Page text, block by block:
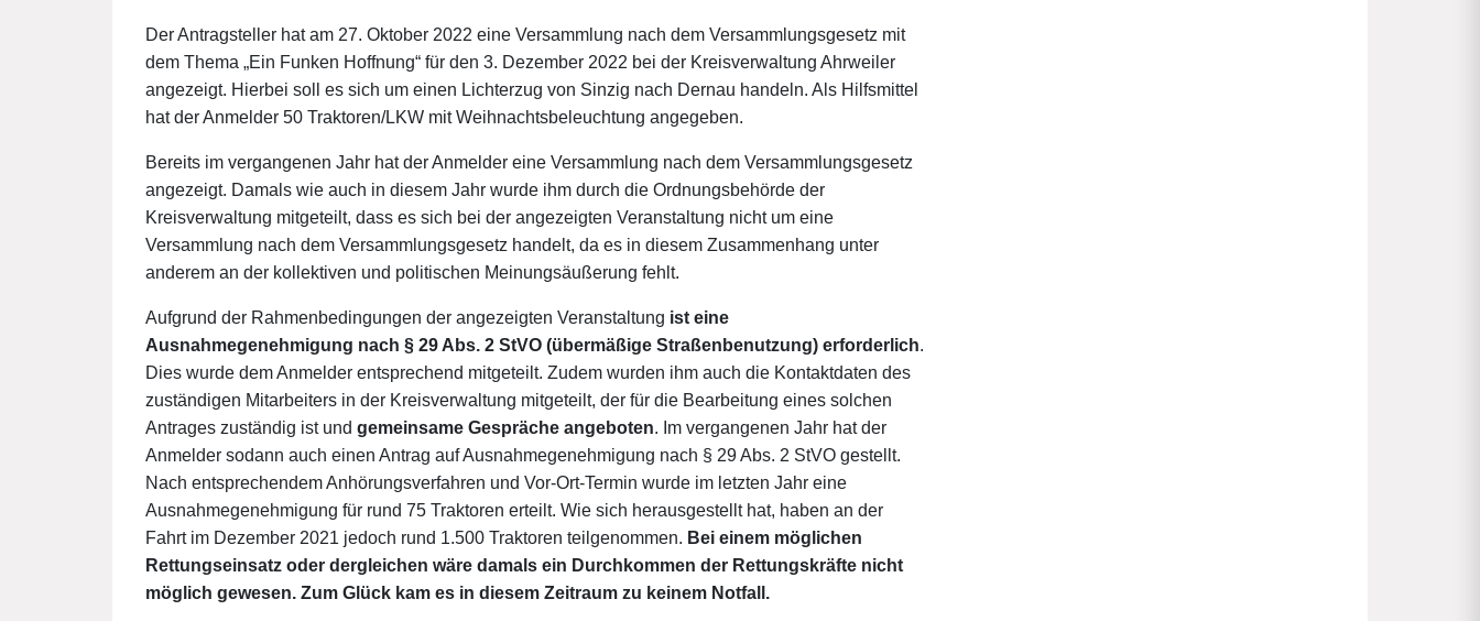
Der Antragsteller hat am 27. Oktober 2022 eine Versammlung nach dem Versammlungsgesetz mit
dem Thema „Ein Funken Hoffnung“ für den 3. Dezember 2022 bei der Kreisverwaltung Ahrweiler
angezeigt. Hierbei soll es sich um einen Lichterzug von Sinzig nach Dernau handeln. Als Hilfsmittel
hat der Anmelder 50 Traktoren/LKW mit Weihnachtsbeleuchtung angegeben.
Bereits im vergangenen Jahr hat der Anmelder eine Versammlung nach dem Versammlungsgesetz
angezeigt. Damals wie auch in diesem Jahr wurde ihm durch die Ordnungsbehörde der
Kreisverwaltung mitgeteilt, dass es sich bei der angezeigten Veranstaltung nicht um eine
Versammlung nach dem Versammlungsgesetz handelt, da es in diesem Zusammenhang unter
anderem an der kollektiven und politischen Meinungsäußerung fehlt.
Aufgrund der Rahmenbedingungen der angezeigten Veranstaltung ist eine
Ausnahmegenehmigung nach § 29 Abs. 2 StVO (übermäßige Straßenbenutzung) erforderlich.
Dies wurde dem Anmelder entsprechend mitgeteilt. Zudem wurden ihm auch die Kontaktdaten des
zuständigen Mitarbeiters in der Kreisverwaltung mitgeteilt, der für die Bearbeitung eines solchen
Antrages zuständig ist und gemeinsame Gespräche angeboten. Im vergangenen Jahr hat der
Anmelder sodann auch einen Antrag auf Ausnahmegenehmigung nach § 29 Abs. 2 StVO gestellt.
Nach entsprechendem Anhörungsverfahren und Vor-Ort-Termin wurde im letzten Jahr eine
Ausnahmegenehmigung für rund 75 Traktoren erteilt. Wie sich herausgestellt hat, haben an der
Fahrt im Dezember 2021 jedoch rund 1.500 Traktoren teilgenommen. Bei einem möglichen
Rettungseinsatz oder dergleichen wäre damals ein Durchkommen der Rettungskräfte nicht
möglich gewesen. Zum Glück kam es in diesem Zeitraum zu keinem Notfall.